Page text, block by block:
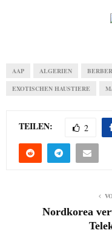
AAP ALGERIEN
EXOTISCHEN HAUSTIERE
TEILEN: 2
Nordkorea